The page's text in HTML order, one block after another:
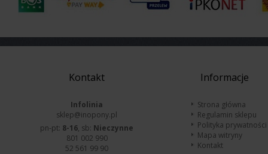
Kontakt
Infolinia
sklep@inopony.pl
pn-pt: 8-16, sb: Nieczynne
801 002 990
52 561 99 90
Informacje
Strona główna
Regulamin sklepu
Polityka prywatności
Mapa witryny
Kontakt